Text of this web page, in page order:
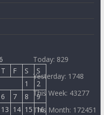
T F S
S
1
2
6 7 8
9
13 14 15 16
Today: 829
Yesterday: 1748
This Week: 43277
This Month: 172451